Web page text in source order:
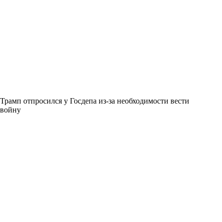
Трамп отпросился у Госдепа из-за необходимости вести
войну